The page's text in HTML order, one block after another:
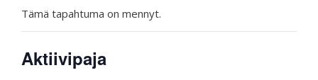
Tämä tapahtuma on mennyt.
Aktiivipaja